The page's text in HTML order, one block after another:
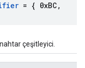
= { 0xBC ,
çeşitleyici.